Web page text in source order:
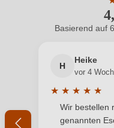
Jahrgang
Neuer
Ihre E-Mail-Adresse
Ihr Passwort
Basierend auf
H
Heike
vor 4
★ ★ ★ ★ ★
Wir bestellen
genannten